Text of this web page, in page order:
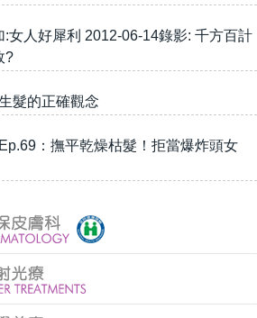
女人好犀利 2012-06-14錄影: 千方百計
?
髮的正確觀念
：撫平乾燥枯髮！拒當爆炸頭女